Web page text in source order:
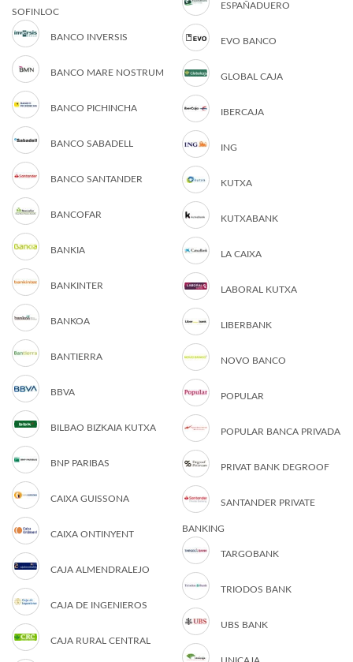
SOFINLOC
BANCO INVERSIS
BANCO MARE NOSTRUM
BANCO PICHINCHA
BANCO SABADELL
BANCO SANTANDER
BANCOFAR
BANKIA
BANKINTER
BANKOA
BANTIERRA
BBVA
BILBAO BIZKAIA KUTXA
BNP PARIBAS
CAIXA GUISSONA
CAIXA ONTINYENT
CAJA ALMENDRALEJO
CAJA DE INGENIEROS
CAJA RURAL CENTRAL
ESPAÑADUERO
EVO BANCO
GLOBAL CAJA
IBERCAJA
ING
KUTXA
KUTXABANK
LA CAIXA
LABORAL KUTXA
LIBERBANK
NOVO BANCO
POPULAR
POPULAR BANCA PRIVADA
PRIVAT BANK DEGROOF
SANTANDER PRIVATE
BANKING
TARGOBANK
TRIODOS BANK
UBS BANK